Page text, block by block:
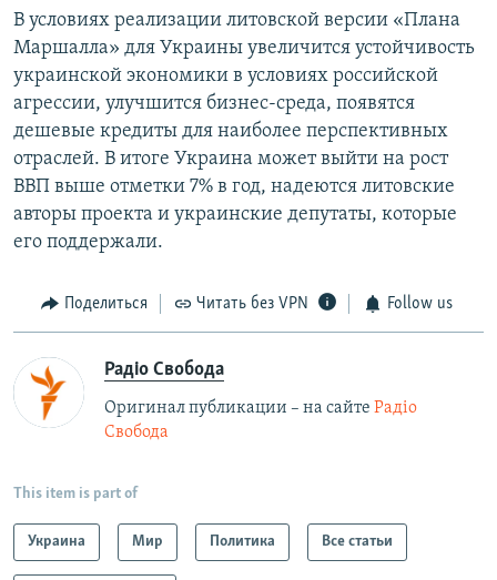
В условиях реализации литовской версии «Плана
Маршалла» для Украины увеличится устойчивость
украинской экономики в условиях российской
агрессии, улучшится бизнес-среда, появятся
дешевые кредиты для наиболее перспективных
отраслей. В итоге Украина может выйти на рост
ВВП выше отметки 7% в год, надеются литовские
авторы проекта и украинские депутаты, которые
его поддержали.
Поделиться Читать без VPN Follow us
Радіо Свобода
Оригинал публикации – на сайте Радіо
Свобода
This item is part of
Украина Мир Политика Все статьи